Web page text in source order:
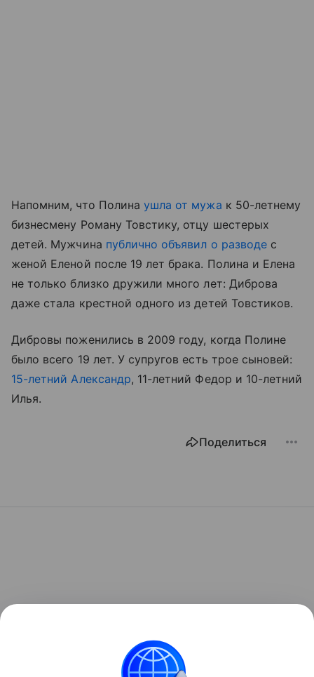
Напомним, что Полинаушла от мужа к 50-летнему
бизнесмену Роману Товстику, отцу шестерых
детей. Мужчина публично объявил о разводес
женой Еленой после 19 лет брака. Полина и Елена
не только близко дружили много лет: Диброва
даже стала крестной одного из детей Товстиков.
Дибровы поженились в 2009 году, когда Полине
было всего 19 лет. У супругов есть трое сыновей:
15-летний Александр, 11-летний Федор и 10-летний
Илья.
Поделиться